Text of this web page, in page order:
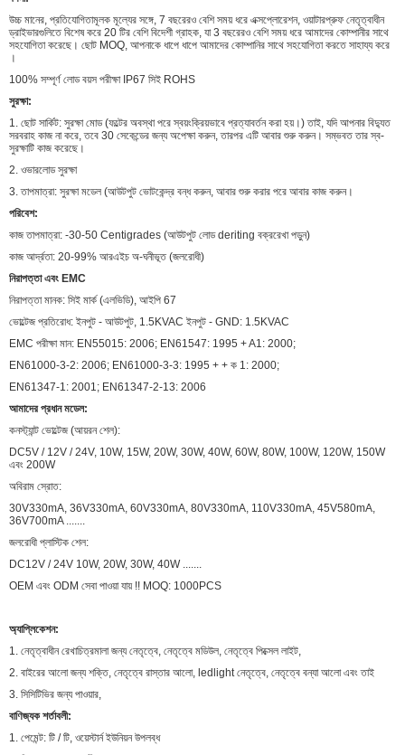
উচ্চ মানের, প্রতিযোগিতামূলক মূল্যের সঙ্গে, 7 বছরেরও বেশি সময় ধরে এক্সপ্লোরেশন, ওয়াটারপ্রুফ নেতৃত্বাধীন
ড্রাইভারগুলিতে বিশেষ করে 20 টির বেশি বিদেশী গ্রাহক, যা 3 বছরেরও বেশি সময় ধরে আমাদের কোম্পানীর সাথে
সহযোগিতা করেছে। ছোট MOQ, আপনাকে ধাপে ধাপে আমাদের কোম্পানির সাথে সহযোগিতা করতে সাহায্য করে
।
100% সম্পূর্ণ লোড বয়স পরীক্ষা IP67 সিই ROHS
সুরক্ষা:
1. ছোট সার্কিট: সুরক্ষা মোড (ফল্টের অবস্থা পরে স্বয়ংক্রিয়ভাবে প্রত্যাবর্তন করা হয়।) তাই, যদি আপনার বিদ্যুত
সরবরাহ কাজ না করে, তবে 30 সেকেন্ডের জন্য অপেক্ষা করুন, তারপর এটি আবার শুরু করুন। সম্ভবত তার স্ব-
সুরক্ষাটি কাজ করেছে।
2. ওভারলোড সুরক্ষা
3. তাপমাত্রা: সুরক্ষা মডেল (আউটপুট ভোটকেন্দ্র বন্ধ করুন, আবার শুরু করার পরে আবার কাজ করুন।
পরিবেশ:
কাজ তাপমাত্রা: -30-50 Centigrades (আউটপুট লোড deriting বক্ররেখা পড়ুন)
কাজ আর্দ্রতা: 20-99% আরএইচ অ-ঘনীভূত (জলরোধী)
নিরাপত্তা এবং EMC
নিরাপত্তা মানক: সিই মার্ক (এলভিডি), আইপি 67
ভোল্টেজ প্রতিরোধ: ইনপুট - আউটপুট, 1.5KVAC ইনপুট - GND: 1.5KVAC
EMC পরীক্ষা মান: EN55015: 2006; EN61547: 1995 + A1: 2000;
EN61000-3-2: 2006; EN61000-3-3: 1995 + + ক 1: 2000;
EN61347-1: 2001; EN61347-2-13: 2006
আমাদের প্রধান মডেল:
কনস্ট্যান্ট ভোল্টেজ (আয়রন শেল):
DC5V / 12V / 24V, 10W, 15W, 20W, 30W, 40W, 60W, 80W, 100W, 120W, 150W
এবং 200W
অবিরাম স্রোত:
30V330mA, 36V330mA, 60V330mA, 80V330mA, 110V330mA, 45V580mA,
36V700mA .......
জলরোধী প্লাস্টিক শেল:
DC12V / 24V 10W, 20W, 30W, 40W .......
OEM এবং ODM সেবা পাওয়া যায় !! MOQ: 1000PCS
অ্যাপ্লিকেশন:
1. নেতৃত্বাধীন রেখাচিত্রমালা জন্য নেতৃত্বে, নেতৃত্বে মডিউল, নেতৃত্বে পিক্সেল লাইট,
2. বাইরের আলো জন্য শক্তি, নেতৃত্বে রাস্তার আলো, ledlight নেতৃত্বে, নেতৃত্বে বন্যা আলো এবং তাই
3. সিসিটিভির জন্য পাওয়ার,
বাণিজ্যক শর্তাবলী:
1. পেমেন্ট: টি / টি, ওয়েস্টার্ন ইউনিয়ন উপলব্ধ